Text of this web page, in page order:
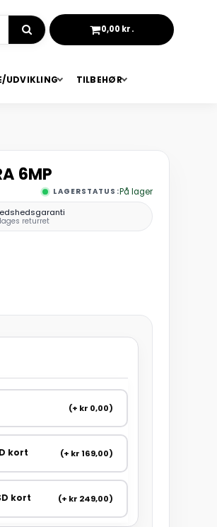
KURV
0,00 kr.
UDVIKLING TILBEHØR
6MP
LAGERSTATUS:På lager
returret
(+ kr 0,00)
kort (+ kr 169,00)
kort (+ kr 249,00)